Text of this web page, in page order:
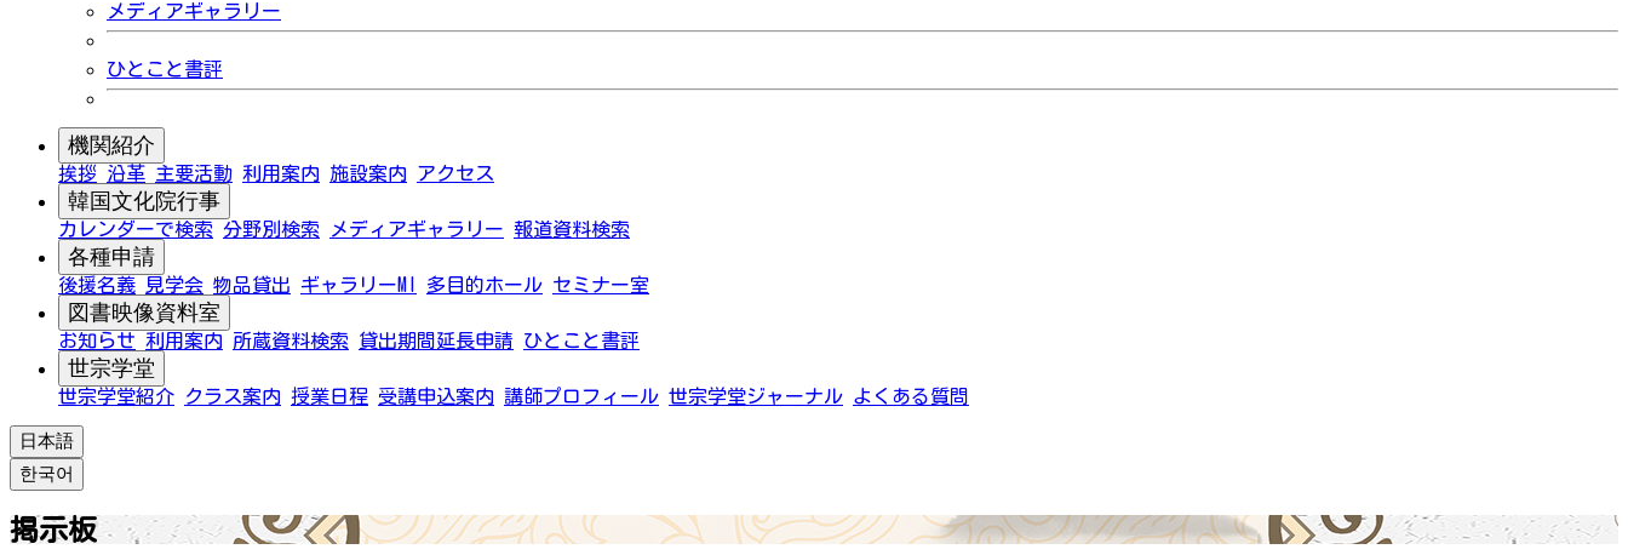
メディアギャラリー
ひとこと書評
機関紹介
挨拶 沿革 主要活動 利用案内 施設案内 アクセス
韓国文化院行事
カレンダーで検索 分野別検索 メディアギャラリー 報道資料検索
各種申請
後援名義 見学会 物品貸出 ギャラリーMI 多目的ホール セミナー室
図書映像資料室
お知らせ 利用案内 所蔵資料検索 貸出期間延長申請 ひとこと書評
世宗学堂
世宗学堂紹介 クラス案内 授業日程 受講申込案内 講師プロフィール 世宗学堂ジャーナル よくある質問
日本語
한국어
掲示板